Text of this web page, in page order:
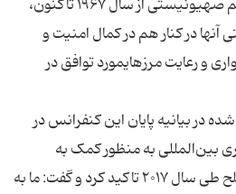
پایان دادن به اشغالگری رژیم صهیونیستی از سال ۱۹۶۷ تاکنون،
در کنار هم در کمال امنیت و
و رعایت مرزهایمورد توافق در
در بیانیه پایان این کنفرانس در
بین‌المللی به منظور کمک به
طرفین برای دستیابی به صلح طی سال ۲۰۱۷ تاکید کرد و گفت: ما به